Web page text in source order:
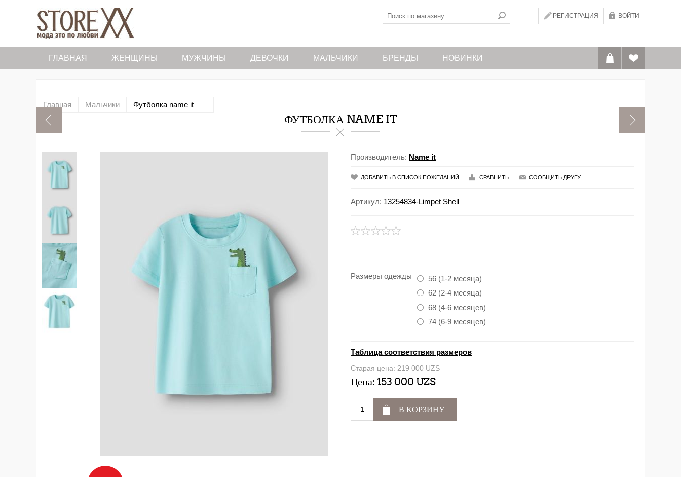
РЕГИСТРАЦИЯ ВОЙТИ
ГЛАВНАЯ ЖЕНЩИНЫ МУЖЧИНЫ ДЕВОЧКИ МАЛЬЧИКИ БРЕНДЫ НОВИНКИ
Главная Мальчики Футболка name it
ФУТБОЛКА NAME IT
Производитель: Name it
ДОБАВИТЬ В СПИСОК ПОЖЕЛАНИЙ СРАВНИТЬ СООБЩИТЬ ДРУГУ
Артикул: 13254834-Limpet Shell
Размеры одежды
56 (1-2 месяца)
62 (2-4 месяца)
68 (4-6 месяцев)
74 (6-9 месяцев)
Таблица соответствия размеров
Старая цена: 219 000 UZS
Цена: 153 000 UZS
В КОРЗИНУ